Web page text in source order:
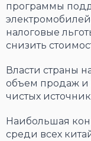
программы
налоговые
снизить
Власти страны
объем продаж и
чистых
Наибольшая
среди всех